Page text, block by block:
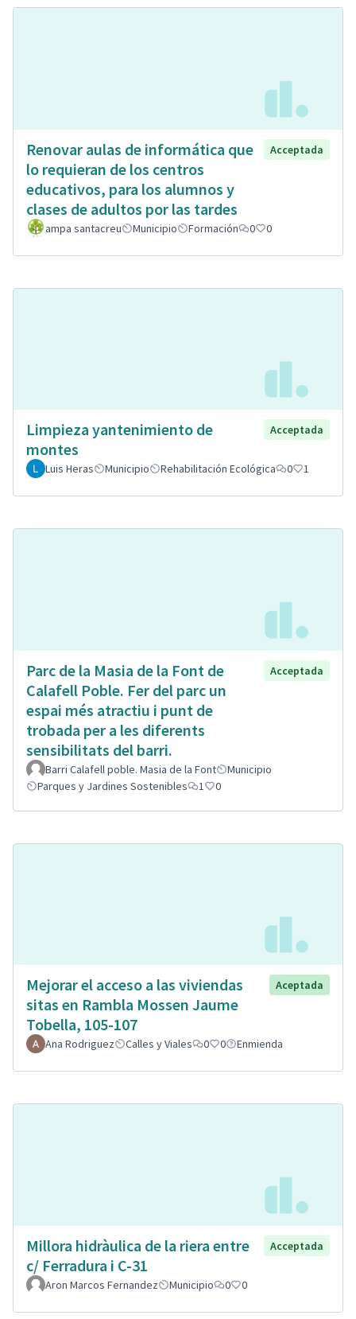
Renovar aulas de informática que
lo requieran de los centros
educativos, para los alumnos y
clases de adultos por las tardes
Acceptada
ampa santacreu Municipio Formación 0 0
Limpieza yantenimiento de
montes
Acceptada
Luis Heras Municipio Rehabilitación Ecológica 0 1
Parc de la Masia de la Font de
Calafell Poble. Fer del parc un
espai més atractiu i punt de
trobada per a les diferents
sensibilitats del barri.
Acceptada
Barri Calafell poble. Masia de la Font
Municipio
Parques y Jardines Sostenibles
1 0
Mejorar el acceso a las viviendas
sitas en Rambla Mossen Jaume
Tobella, 105-107
Aceptada
Ana Rodriguez Calles y Viales 0 0 Enmienda
Millora hidràulica de la riera entre
c/ Ferradura i C-31
Acceptada
Aron Marcos Fernandez Municipio 0 0